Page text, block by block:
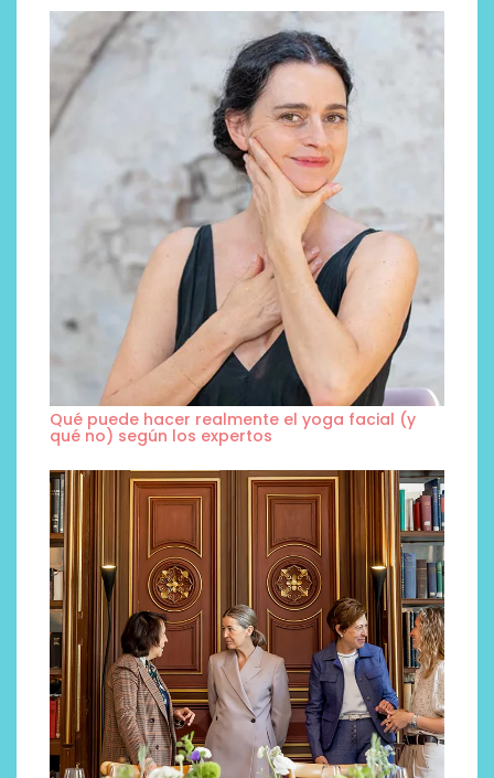
Qué puede hacer realmente el yoga facial (y
qué no) según los expertos